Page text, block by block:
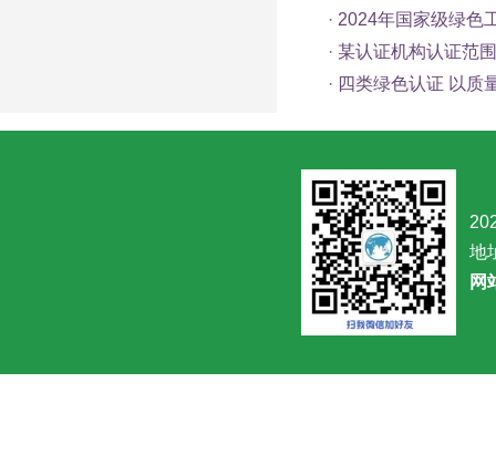
· 2024年国家级绿色
· 某认证机构认证范
· 四类绿色认证 以质
地
网